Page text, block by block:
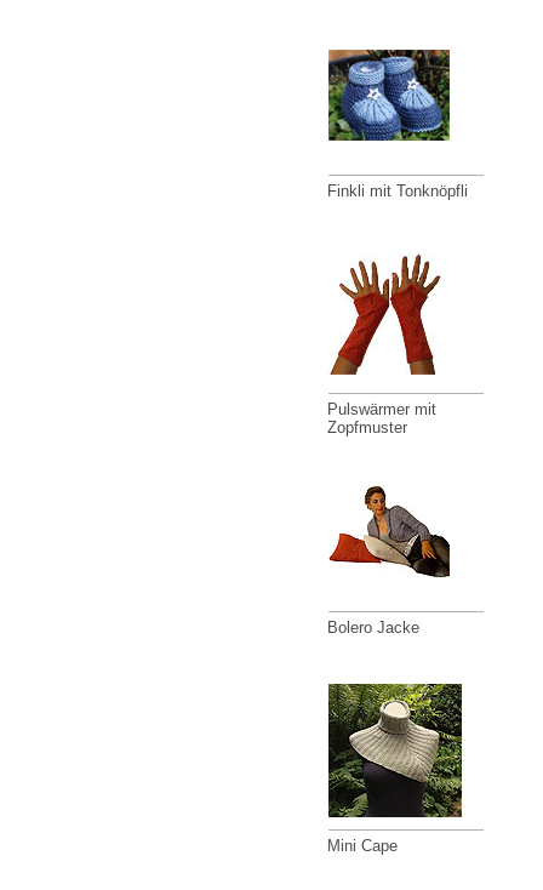
Finkli mit Tonknöpfli
Pulswärmer mit
Zopfmuster
Bolero Jacke
Mini Cape